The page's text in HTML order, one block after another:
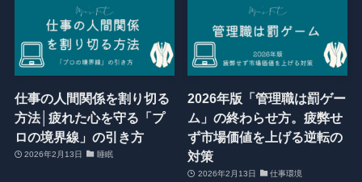
仕事の人間関係を割り切る
方法│疲れた心を守る「プ
ロの境界線」の引き方
2026年2月13日 睡眠
2026年版「管理職は罰ゲー
ム」の終わらせ方。疲弊せ
ず市場価値を上げる逆転の
対策
2026年2月13日 仕事環境